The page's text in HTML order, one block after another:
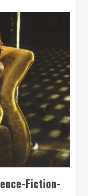
Fiction-